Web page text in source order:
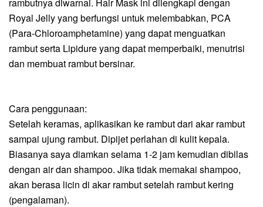
Royal Jelly yang berfungsi untuk melembabkan, PCA
(Para-Chloroamphetamine) yang dapat menguatkan
rambut serta Lipidure yang dapat memperbaiki, menutrisi
dan membuat rambut bersinar.
Cara penggunaan:
Setelah keramas, aplikasikan ke rambut dari akar rambut
sampai ujung rambut. Dipijet perlahan di kulit kepala.
Biasanya saya diamkan selama 1-2 jam kemudian dibilas
dengan air dan shampoo. Jika tidak memakai shampoo,
akan berasa licin di akar rambutsetelah rambut kering
(pengalaman).